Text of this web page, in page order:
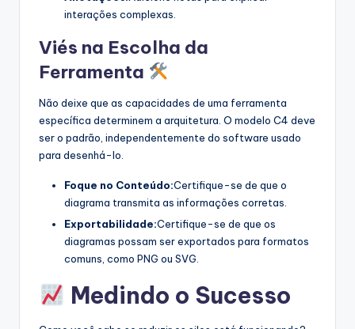
interações complexas.
Viés na Escolha da
Ferramenta
Não deixe que as capacidades de uma ferramenta
específica determinem a arquitetura. O modelo C4 deve
ser o padrão, independentemente do software usado
para desenhá-lo.
Foque no Conteúdo:Certifique-se de que o
diagrama transmita as informações corretas.
Exportabilidade:Certifique-se de que os
diagramas possam ser exportados para formatos
comuns, como PNG ou SVG.
Medindo o Sucesso